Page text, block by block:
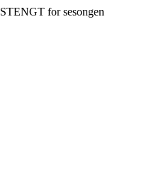
STENGT for sesongen